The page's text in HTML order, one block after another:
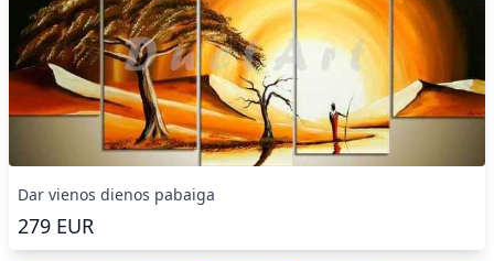
Dar vienos dienos pabaiga
279 EUR